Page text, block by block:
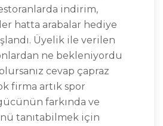
indirim,
hatta arabalar hediye
Üyelik ile verilen
ne bekleniyordu
cevap çapraz
firma artık spor
farkında ve
tanıtabilmek için